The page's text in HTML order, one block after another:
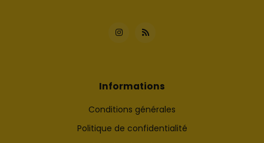
Informations
Conditions générales
Politique de confidentialité